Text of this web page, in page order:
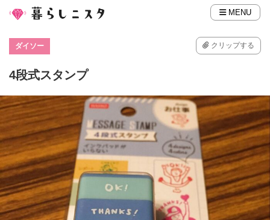
MENU
ダイソー クリップする
4段式スタンプ